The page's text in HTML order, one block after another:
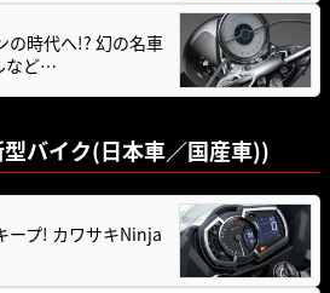
の時代へ!? 幻の名車
など…
バイク(日本車／国産車))
ープ! カワサキNinja